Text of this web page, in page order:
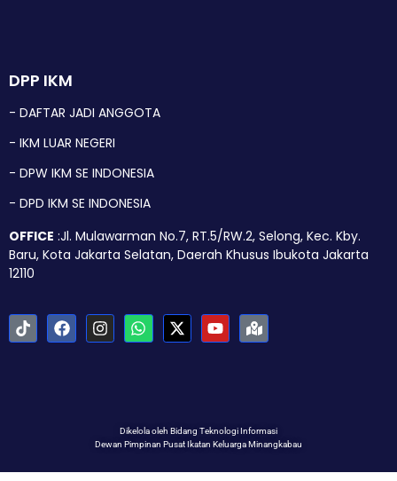
DPP IKM
- DAFTAR JADI ANGGOTA
- IKM LUAR NEGERI
- DPW IKM SE INDONESIA
- DPD IKM SE INDONESIA
OFFICE :Jl. Mulawarman No.7, RT.5/RW.2, Selong, Kec. Kby.
Baru, Kota Jakarta Selatan, Daerah Khusus Ibukota Jakarta
12110
Dikelola oleh Bidang Teknologi Informasi
Dewan Pimpinan Pusat Ikatan Keluarga Minangkabau